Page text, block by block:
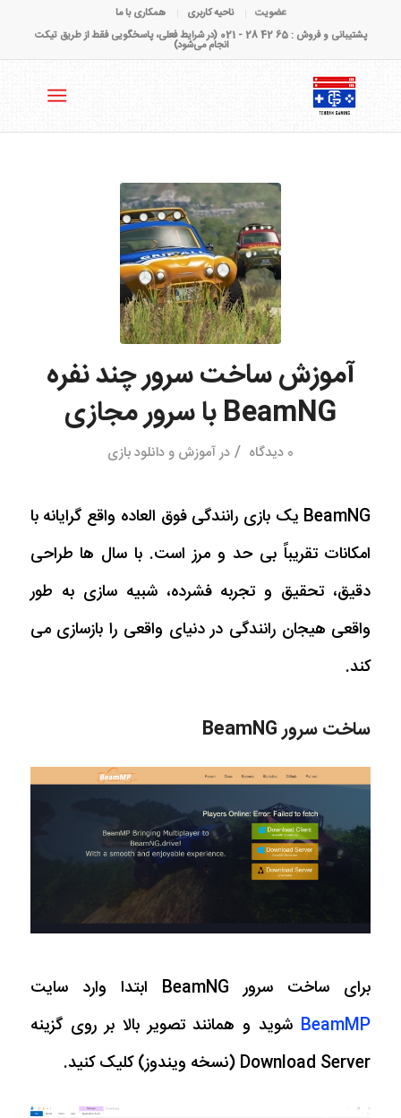
عضویت ناحیه کاربری
همکاری با ما
پشتیبانی و فروش : 65 42 28 - 021 (در شرایط فعلی، پاسخگویی فقط از طریق تیکت
انجام می‌شود)
آموزش ساخت سرور چند نفره
BeamNG با سرور مجازی
0 دیدگاه / درآموزش و دانلود بازی
BeamNG یک بازی رانندگی فوق العاده واقع گرایانه با
امکانات تقریباً بی حد و مرز است. با سال ها طراحی
دقیق، تحقیق و تجربه فشرده، شبیه سازی به طور
واقعی هیجان رانندگی در دنیای واقعی را بازسازی می
کند.
ساخت سرور BeamNG
برای ساخت سرور BeamNG ابتدا وارد سایت
BeamMP شوید و همانند تصویر بالا بر روی گزینه
Download Server (نسخه ویندوز) کلیک کنید.